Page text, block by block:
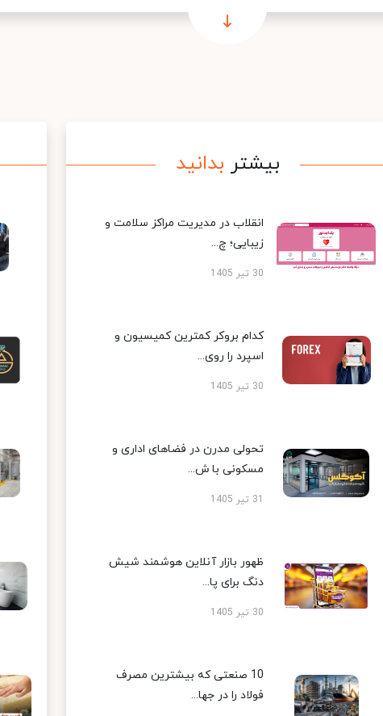
بیشتر بدانید
انقلاب در مدیریت مراکز سلامت و
زیبایی؛ چ...
30 تیر 1405
کدام بروکر کمترین کمیسیون و
اسپرد را روی...
30 تیر 1405
تحولی مدرن در فضاهای اداری و
مسکونی با ش...
31 تیر 1405
ظهور بازار آنلاین هوشمند شیش
دنگ برای پا...
30 تیر 1405
10 صنعتی که بیشترین مصرف
فولاد را در جها...